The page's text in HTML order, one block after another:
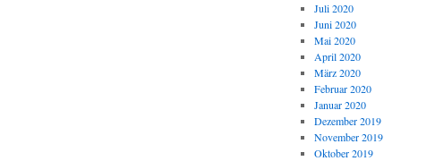
Juli 2020
Juni 2020
Mai 2020
April 2020
März 2020
Februar 2020
Januar 2020
Dezember 2019
November 2019
Oktober 2019